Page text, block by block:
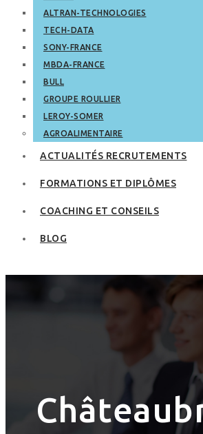
ALTRAN-TECHNOLOGIES
TECH-DATA
SONY-FRANCE
MBDA-FRANCE
BULL
GROUPE ROULLIER
LEROY-SOMER
AGROALIMENTAIRE
ACTUALITÉS RECRUTEMENTS
FORMATIONS ET DIPLÔMES
COACHING ET CONSEILS
BLOG